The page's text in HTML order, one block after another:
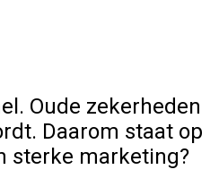
Oude zekerheden
Daarom staat op
sterke marketing?